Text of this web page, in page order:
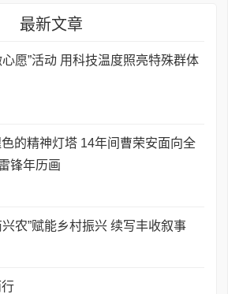
最新文章
愿”活动 用科技温度照亮特殊群体
的精神灯塔 ​14年间曹荣安面向全
锋年历画
农”赋能乡村振兴 续写丰收叙事